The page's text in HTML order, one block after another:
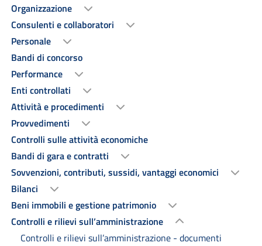
Organizzazione
Consulenti e collaboratori
Personale
Bandi di concorso
Performance
Enti controllati
Attività e procedimenti
Provvedimenti
Controlli sulle attività economiche
Bandi di gara e contratti
Sovvenzioni, contributi, sussidi, vantaggi economici
Bilanci
Beni immobili e gestione patrimonio
Controlli e rilievi sull’amministrazione
Controlli e rilievi sull’amministrazione - documenti